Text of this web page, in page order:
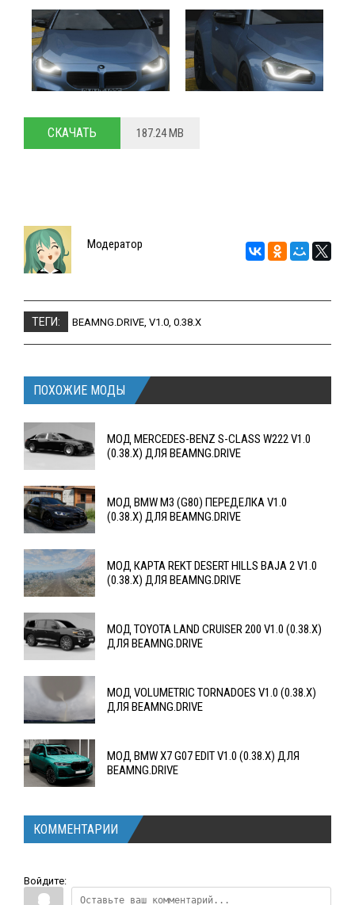
СКАЧАТЬ 187.24 MB
Модератор
ТЕГИ: BEAMNG.DRIVE, V1.0, 0.38.X
ПОХОЖИЕ МОДЫ
МОД MERCEDES-BENZ S-CLASS W222 V1.0
(0.38.X) ДЛЯ BEAMNG.DRIVE
МОД BMW M3 (G80) ПЕРЕДЕЛКА V1.0
(0.38.X) ДЛЯ BEAMNG.DRIVE
МОД КАРТА REKT DESERT HILLS BAJA 2 V1.0
(0.38.X) ДЛЯ BEAMNG.DRIVE
МОД TOYOTA LAND CRUISER 200 V1.0 (0.38.X)
ДЛЯ BEAMNG.DRIVE
МОД VOLUMETRIC TORNADOES V1.0 (0.38.X)
ДЛЯ BEAMNG.DRIVE
МОД BMW X7 G07 EDIT V1.0 (0.38.X) ДЛЯ
BEAMNG.DRIVE
КОММЕНТАРИИ
Войдите: